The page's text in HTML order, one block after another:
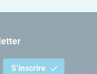
S’inscrire